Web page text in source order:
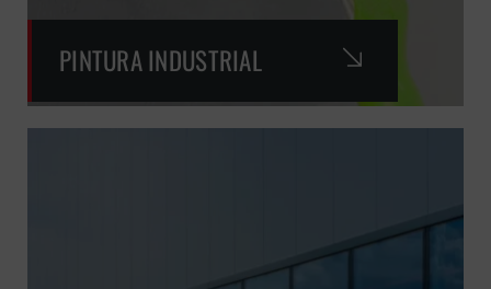
PINTURA INDUSTRIAL